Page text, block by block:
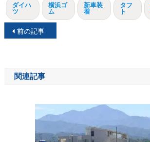
ダイハ
ツ
横浜ゴ
ム
新車装
着
タフ
ト
投
ナ
ビ
前の記事
関連記事